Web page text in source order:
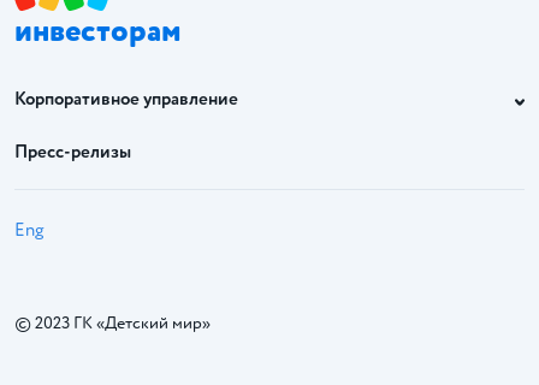
инвесторам
Корпоративное управление
Пресс-релизы
Eng
© 2023 ГК «Детский мир»